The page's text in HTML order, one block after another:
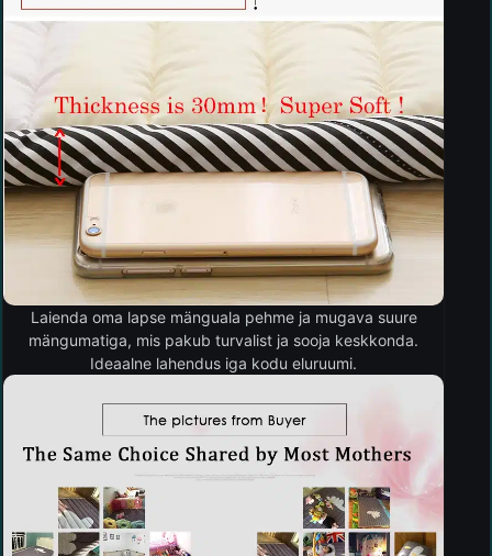
Laienda oma lapse mänguala pehme ja mugava suure
mängumatiga, mis pakub turvalist ja sooja keskkonda.
Ideaalne lahendus iga kodu eluruumi.